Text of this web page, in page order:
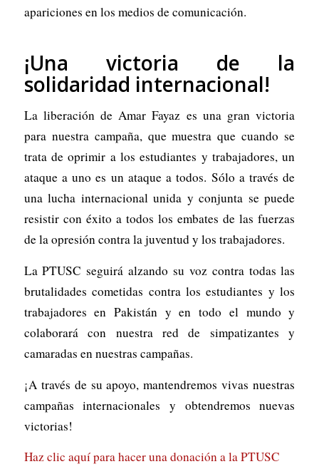
apariciones en los medios de comunicación.
¡Una victoria de la
solidaridad internacional!
La liberación de Amar Fayaz es una gran victoria
para nuestra campaña, que muestra que cuando se
trata de oprimir a los estudiantes y trabajadores, un
ataque a uno es un ataque a todos. Sólo a través de
una lucha internacional unida y conjunta se puede
resistir con éxito a todos los embates de las fuerzas
de la opresión contra la juventud y los trabajadores.
La PTUSC seguirá alzando su voz contra todas las
brutalidades cometidas contra los estudiantes y los
trabajadores en Pakistán y en todo el mundo y
colaborará con nuestra red de simpatizantes y
camaradas en nuestras campañas.
¡A través de su apoyo, mantendremos vivas nuestras
campañas internacionales y obtendremos nuevas
victorias!
Haz clic aquí para hacer una donación a la PTUSC